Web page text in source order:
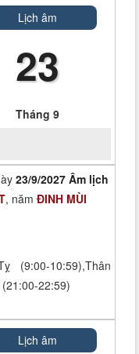
Lịch âm
23
Tháng 9
23/9/2027 Âm lịch
, năm ĐINH MÙI
(9:00-10:59),Thân
22:59)
Lịch âm